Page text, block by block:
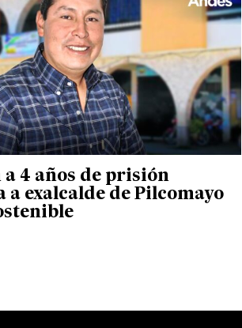
a 4 años de prisión
a exalcalde de Pilcomayo